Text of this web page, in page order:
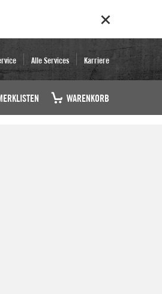
Alle Services Karriere
WARENKORB